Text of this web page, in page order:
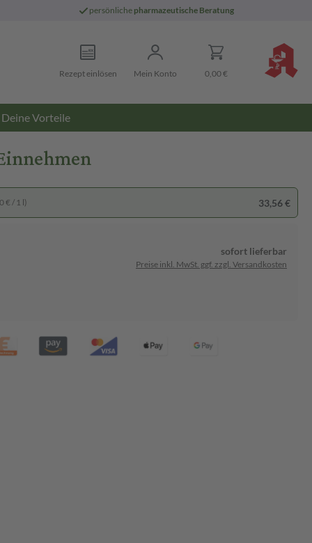
persönliche pharmazeutische Beratung
Rezept einlösen Mein Konto 0,00 €
Deine Vorteile
€ / 1 l) 33,56 €
sofort lieferbar
Preise inkl. MwSt. ggf. zzgl. Versandkosten